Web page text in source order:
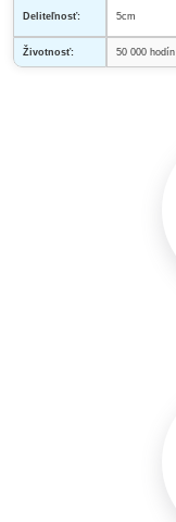
Deliteľnosť: 5cm
Životnosť: 50 000 hodín